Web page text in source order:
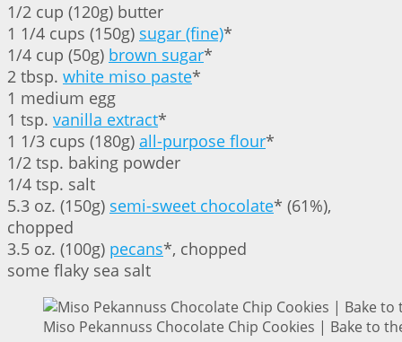
1/2 cup (120g) butter
1 1/4 cups (150g) sugar (fine)*
1/4 cup (50g) brown sugar*
2 tbsp. white miso paste*
1 medium egg
1 tsp. vanilla extract*
1 1/3 cups (180g) all-purpose flour*
1/2 tsp. baking powder
1/4 tsp. salt
5.3 oz. (150g) semi-sweet chocolate* (61%),
chopped
3.5 oz. (100g) pecans*, chopped
some flaky sea salt
Miso Pekannuss Chocolate Chip Cookies | Bake to